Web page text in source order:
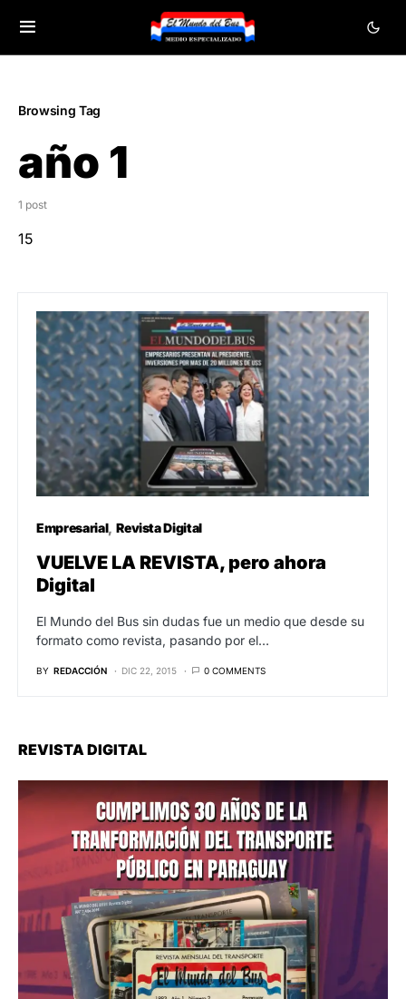
Browsing Tag
año 1
1 post
15
Empresarial Revista Digital
VUELVE LA REVISTA, pero ahora
Digital
El Mundo del Bus sin dudas fue un medio que desde su
formato como revista, pasando por el…
BY REDACCIÓN DIC 22, 2015 0 COMMENTS
REVISTA DIGITAL